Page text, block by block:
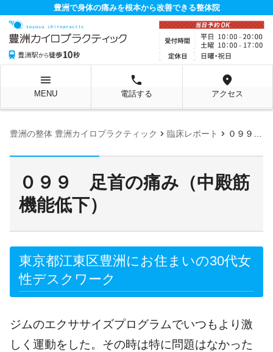
豊洲で身体の痛みを根本から改善できる整体院
menu
MENU
local_phone
電話する
location_on
アクセス
豊洲の整体 豊洲カイロプラクティック chevron_right 臨床レポート chevron_right ０９９ 足首の痛み（中殿筋機能低下）
０９９ 足首の痛み（中殿筋
機能低下）
東京都江東区豊洲にお住まいの30代女
性デスクワーク
ジムのエクササイズプログラムでいつもより激
しく運動をした。その時は特に問題はなかった